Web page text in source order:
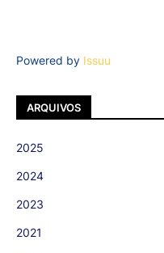
Powered by Issuu
ARQUIVOS
2025
2024
2023
2021